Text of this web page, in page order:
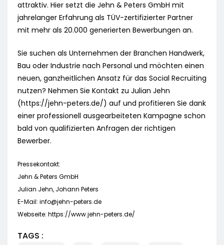
attraktiv. Hier setzt die Jehn & Peters GmbH mit
jahrelanger Erfahrung als TÜV-zertifizierter Partner
mit mehr als 20.000 generierten Bewerbungen an.
Sie suchen als Unternehmen der Branchen Handwerk,
Bau oder Industrie nach Personal und möchten einen
neuen, ganzheitlichen Ansatz für das Social Recruiting
nutzen? Nehmen Sie Kontakt zu Julian Jehn
(https://jehn-peters.de/) auf und profitieren Sie dank
einer professionell ausgearbeiteten Kampagne schon
bald von qualifizierten Anfragen der richtigen
Bewerber.
Pressekontakt:
Jehn & Peters GmbH
Julian Jehn, Johann Peters
E-Mail: info@jehn-peters.de
Webseite: https://www.jehn-peters.de/
TAGS :